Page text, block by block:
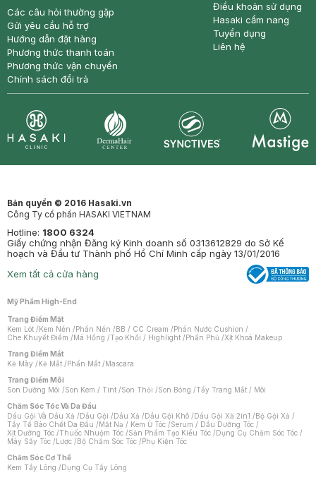
Các câu hỏi thường gặp
Gửi yêu cầu hỗ trợ
Hướng dẫn đặt hàng
Phương thức thanh toán
Phương thức vận chuyển
Chính sách đổi trả
Điều khoản sử dụng
Hasaki cẩm nang
Tuyển dụng
Liên hệ
Bản quyền © 2016 Hasaki.vn
Công Ty cổ phần HASAKI VIETNAM
Hotline: 1800 6324
Giấy chứng nhận Đăng ký Kinh doanh số 0313612829 do Sở Kế
hoạch và Đầu tư Thành phố Hồ Chí Minh cấp ngày 13/01/2016
Xem tất cả cửa hàng
Mỹ Phẩm High-End
Trang Điểm Mặt
Kem Lót /Kem Nền /Phấn Nền /BB / CC Cream /Phấn Nước Cushion /
Che Khuyết Điểm /Má Hồng /Tạo Khối / Highlight /Phấn Phủ /Xịt Khoá Makeup
Trang Điểm Mắt
Kẻ Mày /Kẻ Mắt /Phấn Mắt /Mascara
Trang Điểm Môi
Son Dưỡng Môi /Son Kem / Tint /Son Thỏi /Son Bóng /Tẩy Trang Mắt / Môi
Chăm Sóc Tóc Và Da Đầu
Dầu Gội Và Dầu Xả /Dầu Gội /Dầu Xả /Dầu Gội Khô /Dầu Gội Xả 2in1 /Bộ Gội Xả /
Tẩy Tế Bào Chết Da Đầu /Mặt Nạ / Kem Ủ Tóc /Serum / Dầu Dưỡng Tóc /
Xịt Dưỡng Tóc /Thuốc Nhuộm Tóc /Sản Phẩm Tạo Kiểu Tóc /Dụng Cụ Chăm Sóc Tóc /
Máy Sấy Tóc /Lược /Bộ Chăm Sóc Tóc /Phụ Kiện Tóc
Chăm Sóc Cơ Thể
Kem Tẩy Lông /Dụng Cụ Tẩy Lông